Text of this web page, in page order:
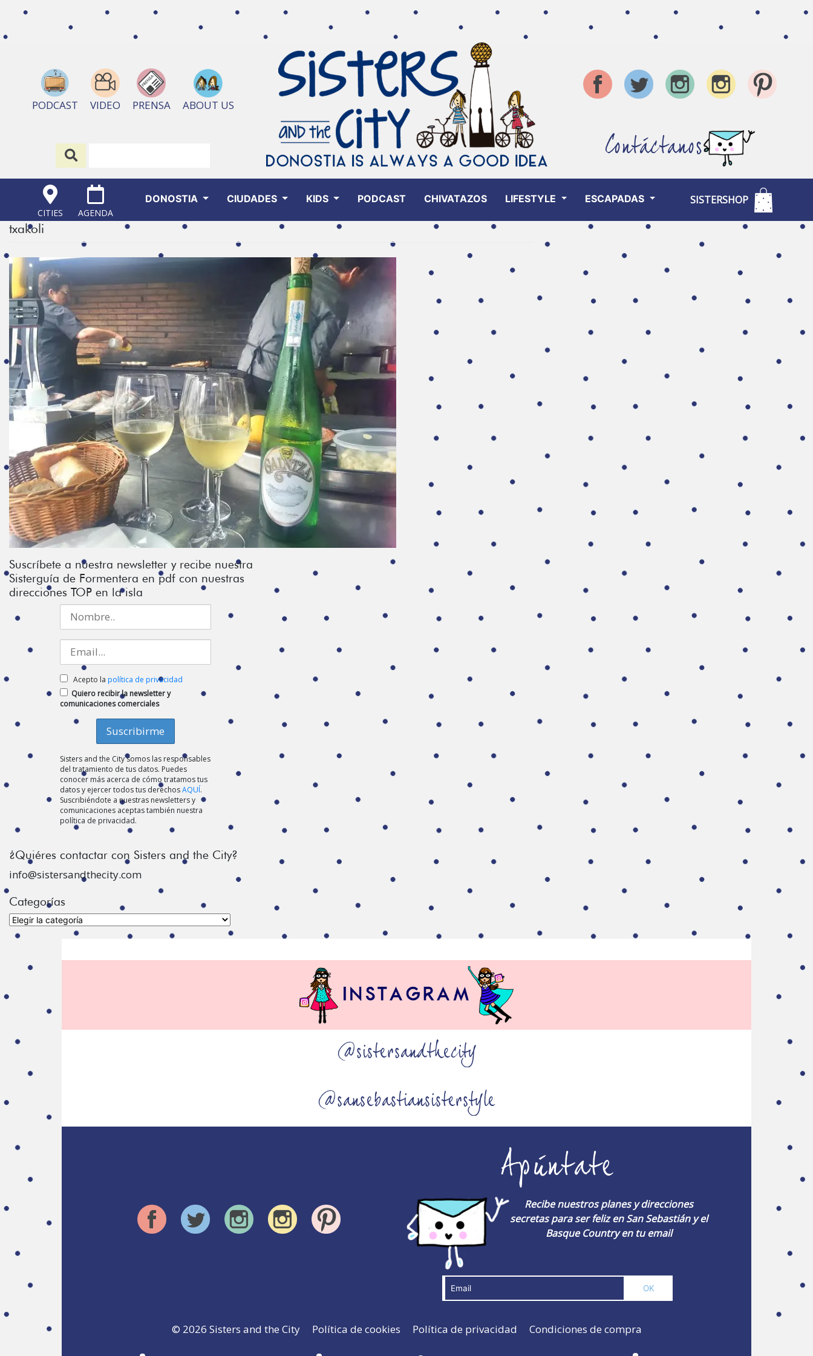
PODCAST VIDEO PRENSA ABOUT US
Contáctanos
CITIES AGENDA
DONOSTIA CIUDADES KIDS PODCAST CHIVATAZOS LIFESTYLE ESCAPADAS SISTERSHOP
txakoli
Suscríbete a nuestra newsletter y recibe nuestra
Sisterguía de Formentera en pdf con nuestras
direcciones TOP en la isla
Acepto la política de privacidad
Quiero recibir la newsletter y
comunicaciones comerciales
Sisters and the City somos las responsables
del tratamiento de tus datos. Puedes
conocer más acerca de cómo tratamos tus
datos y ejercer todos tus derechosAQUÍ.
Suscribiéndote a nuestras newsletters y
comunicaciones aceptas también nuestra
política de privacidad.
¿Quiéres contactar con Sisters and the City?
info@sistersandthecity.com
Categorías
Categorías
@sistersandthecity
@sansebastiansisterstyle
Apúntate
Recibe nuestros planes y direcciones
secretas para ser feliz en San Sebastián y el
Basque Country en tu email
© 2026 Sisters and the City Política de cookies Política de privacidad Condiciones de compra